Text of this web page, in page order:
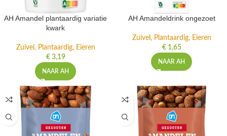
AH Amandel plantaardig variatie
kwark
Zuivel, Plantaardig, Eieren
€3,19
NAAR AH
AH Amandeldrink ongezoet
Zuivel, Plantaardig, Eieren
€1,65
NAAR AH